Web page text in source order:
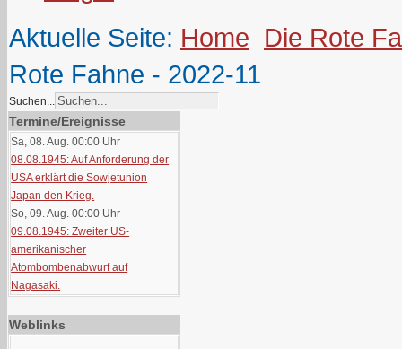
Aktuelle Seite: Home Die Rote
Rote Fahne - 2022-11
Suchen...
Termine/Ereignisse
Sa, 08. Aug. 00:00 Uhr
08.08.1945: Auf Anforderung der
USA erklärt die Sowjetunion
Japan den Krieg.
So, 09. Aug. 00:00 Uhr
09.08.1945: Zweiter US-
amerikanischer
Atombombenabwurf auf
Nagasaki.
Weblinks